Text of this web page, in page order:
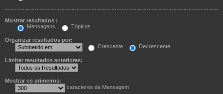
Mostrar resultados :
Mensagens
Tópicos
Organizar resultados por:
Crescente
Decrescente
Limitar resultados anteriores:
Mostrar os primeiros:
caracteres da Mensagem